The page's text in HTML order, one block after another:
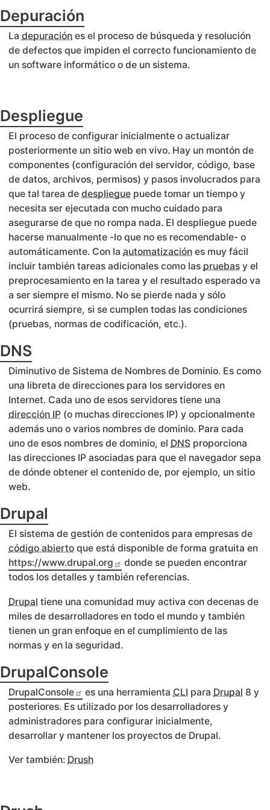
Depuración
La depuración es el proceso de búsqueda y resolución
de defectos que impiden el correcto funcionamiento de
un software informático o de un sistema.
Despliegue
El proceso de configurar inicialmente o actualizar
posteriormente un sitio web en vivo. Hay un montón de
componentes (configuración del servidor, código, base
de datos, archivos, permisos) y pasos involucrados para
que tal tarea de despliegue puede tomar un tiempo y
necesita ser ejecutada con mucho cuidado para
asegurarse de que no rompa nada. El despliegue puede
hacerse manualmente -lo que no es recomendable- o
automáticamente. Con la automatización es muy fácil
incluir también tareas adicionales como las pruebas y el
preprocesamiento en la tarea y el resultado esperado va
a ser siempre el mismo. No se pierde nada y sólo
ocurrirá siempre, si se cumplen todas las condiciones
(pruebas, normas de codificación, etc.).
DNS
Diminutivo de Sistema de Nombres de Dominio. Es como
una libreta de direcciones para los servidores en
Internet. Cada uno de esos servidores tiene una
dirección IP (o muchas direcciones IP) y opcionalmente
además uno o varios nombres de dominio. Para cada
uno de esos nombres de dominio, el DNS proporciona
las direcciones IP asociadas para que el navegador sepa
de dónde obtener el contenido de, por ejemplo, un sitio
web.
Drupal
El sistema de gestión de contenidos para empresas de
código abierto que está disponible de forma gratuita en
https://www.drupal.org
donde se pueden encontrar
todos los detalles y también referencias.
Drupal tiene una comunidad muy activa con decenas de
miles de desarrolladores en todo el mundo y también
tienen un gran enfoque en el cumplimiento de las
normas y en la seguridad.
DrupalConsole
DrupalConsole es una herramienta CLI para Drupal 8 y
posteriores. Es utilizado por los desarrolladores y
administradores para configurar inicialmente,
desarrollar y mantener los proyectos de Drupal.
Ver también: Drush